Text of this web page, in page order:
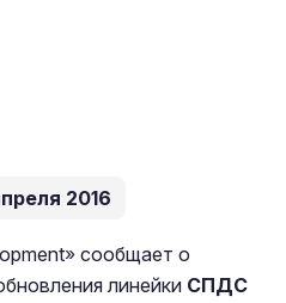
2016
сообщает о
линейки СПДС